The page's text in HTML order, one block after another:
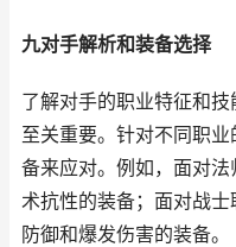
九对手解析和装备选择
了解对手的职业特征和
至关重要。针对不同职
备来应对。例如，面对
术抗性的装备；面对战
防御和爆发伤害的装备。